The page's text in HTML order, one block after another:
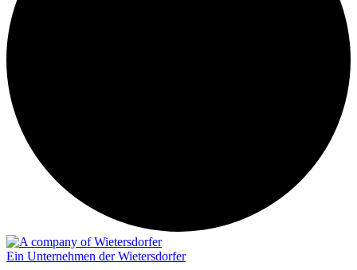
Ein Unternehmen der Wietersdorfer